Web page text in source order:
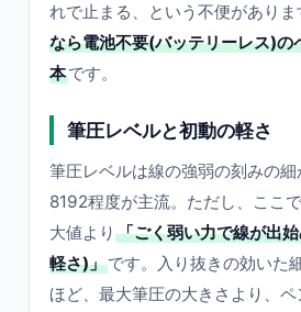
れで止まる、という不便がありま
なら電池不要(バッテリーレス)の
本です。
筆圧レベルと初動の軽さ
筆圧レベルは線の強弱の刻みの
8192程度が主流。ただし、ここ
大値より 「ごく弱い力で線が出
軽さ)」です。入り抜きの効いた
ほど、最大筆圧の大きさより、